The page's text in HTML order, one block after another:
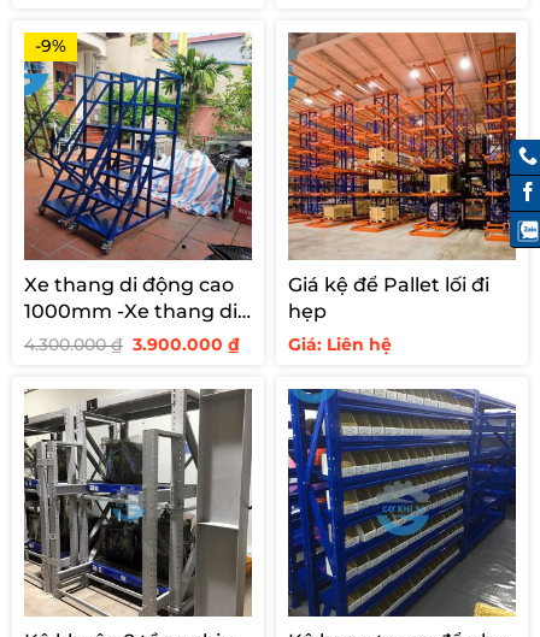
-9%
Xe thang di động cao
1000mm -Xe thang di
động cao 1 m
4.300.000₫ Giá
4.300.000 ₫.
3.900.000₫Giá
là:
3.900.000 ₫.
Giá kệ để Pallet lối đi
hẹp
Giá: Liên hệ